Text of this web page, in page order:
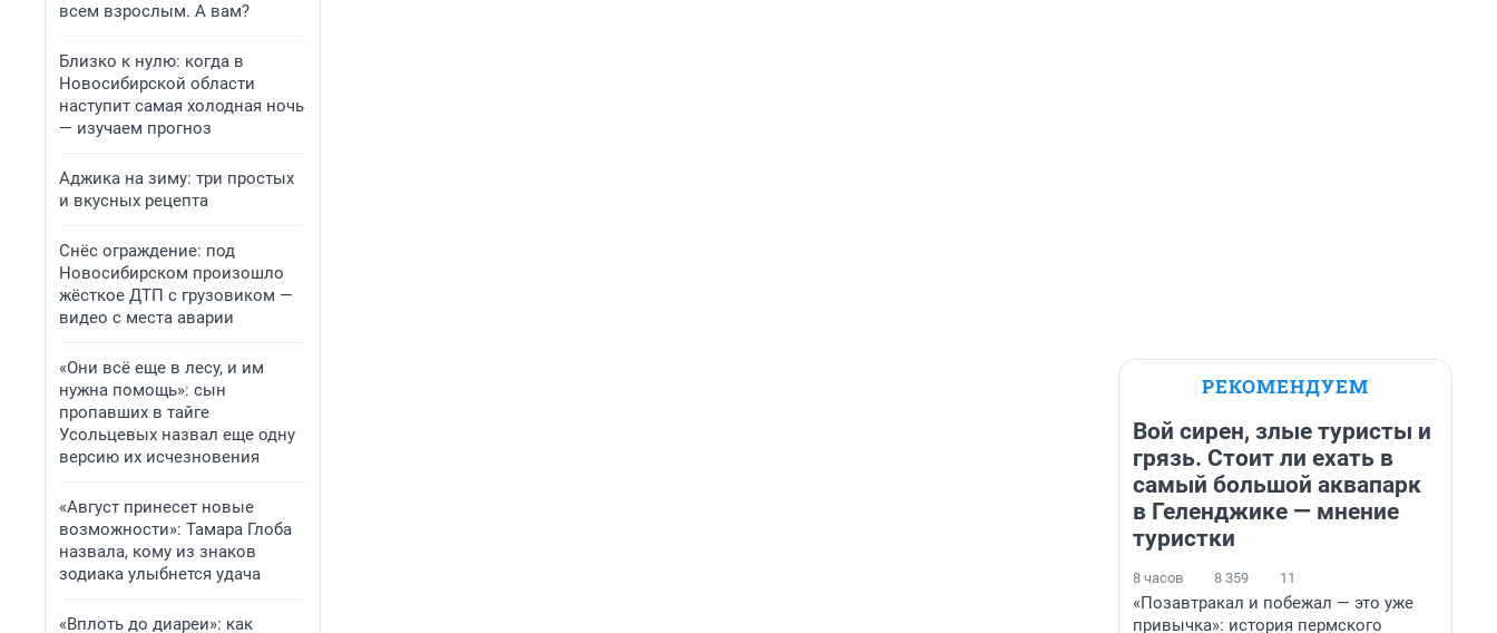
всем взрослым. А вам?
Близко к нулю: когда в
Новосибирской области
наступит самая холодная ночь
— изучаем прогноз
Аджика на зиму: три простых
и вкусных рецепта
Снёс ограждение: под
Новосибирском произошло
жёсткое ДТП с грузовиком —
видео с места аварии
«Они всё еще в лесу, и им
нужна помощь»: сын
пропавших в тайге
Усольцевых назвал еще одну
версию их исчезновения
«Август принесет новые
возможности»: Тамара Глоба
назвала, кому из знаков
зодиака улыбнется удача
«Вплоть до диареи»: как
РЕКОМЕНДУЕМ
Вой сирен, злые туристы и
грязь. Стоит ли ехать в
самый большой аквапарк
в Геленджике — мнение
туристки
8 часов 8 359 11
«Позавтракал и побежал — это уже
привычка»: история пермского